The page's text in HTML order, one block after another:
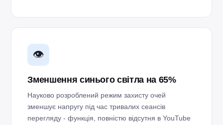
👁️
Зменшення синього світла на 65%
Науково розроблений режим захисту очей
зменшує напругу під час тривалих сеансів
перегляду - функція, повністю відсутня в YouTube